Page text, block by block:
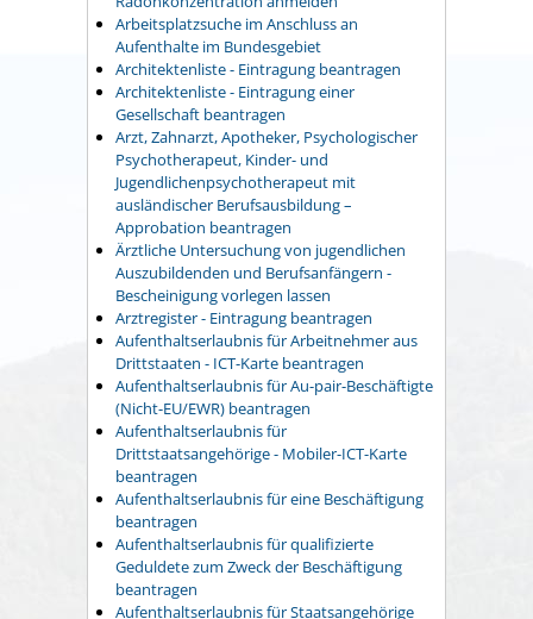
Arbeitsplatzsuche im Anschluss an
Aufenthalte im Bundesgebiet
Architektenliste - Eintragung beantragen
Architektenliste - Eintragung einer
Gesellschaft beantragen
Arzt, Zahnarzt, Apotheker, Psychologischer
Psychotherapeut, Kinder- und
Jugendlichenpsychotherapeut mit
ausländischer Berufsausbildung –
Approbation beantragen
Ärztliche Untersuchung von jugendlichen
Auszubildenden und Berufsanfängern -
Bescheinigung vorlegen lassen
Arztregister - Eintragung beantragen
Aufenthaltserlaubnis für Arbeitnehmer aus
Drittstaaten - ICT-Karte beantragen
Aufenthaltserlaubnis für Au-pair-Beschäftigte
(Nicht-EU/EWR) beantragen
Aufenthaltserlaubnis für
Drittstaatsangehörige - Mobiler-ICT-Karte
beantragen
Aufenthaltserlaubnis für eine Beschäftigung
beantragen
Aufenthaltserlaubnis für qualifizierte
Geduldete zum Zweck der Beschäftigung
beantragen
Aufenthaltserlaubnis für Staatsangehörige